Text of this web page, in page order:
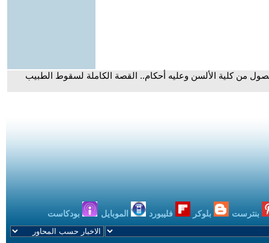
من كلية الألسن وعليه أحكام.. القصة الكاملة لسقوط الطبيب
بنترست بلوكر فليبورد الموبايل بودكاست